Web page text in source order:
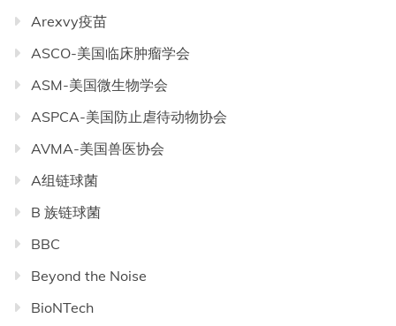
Arexvy疫苗
ASCO-美国临床肿瘤学会
ASM-美国微生物学会
ASPCA-美国防止虐待动物协会
AVMA-美国兽医协会
A组链球菌
B 族链球菌
BBC
Beyond the Noise
BioNTech